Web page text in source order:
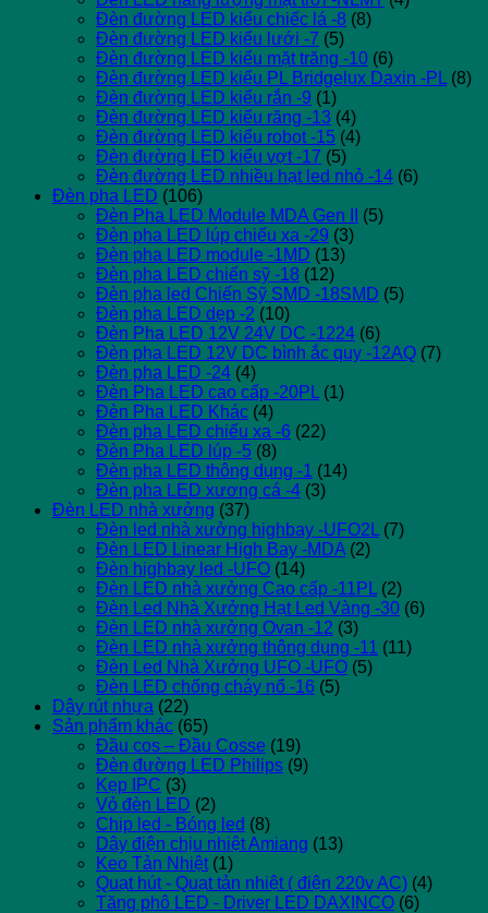
Đèn đường LED kiểu chiếc lá -8 (8)
Đèn đường LED kiểu lưới -7 (5)
Đèn đường LED kiểu mặt trăng -10 (6)
Đèn đường LED kiểu PL Bridgelux Daxin -PL (8)
Đèn đường LED kiểu rắn -9 (1)
Đèn đường LED kiểu răng -13 (4)
Đèn đường LED kiểu robot -15 (4)
Đèn đường LED kiểu vợt -17 (5)
Đèn đường LED nhiều hạt led nhỏ -14 (6)
Đèn pha LED (106)
Đèn Pha LED Module MDA Gen II
(5)
Đèn pha LED lúp chiếu xa -29 (3)
Đèn pha LED module -1MD (13)
Đèn pha LED chiến sỹ -18 (12)
Đèn pha led Chiến Sỹ SMD -18SMD (5)
Đèn pha LED dẹp -2 (10)
Đèn Pha LED 12V 24V DC -1224 (6)
Đèn pha LED 12V DC bình ắc quy -12AQ (7)
Đèn pha LED -24 (4)
Đèn Pha LED cao cấp -20PL (1)
Đèn Pha LED Khác (4)
Đèn pha LED chiếu xa -6 (22)
Đèn Pha LED lúp -5 (8)
Đèn pha LED thông dụng -1 (14)
Đèn pha LED xương cá -4 (3)
Đèn LED nhà xưởng (37)
Đèn led nhà xưởng highbay -UFO2L (7)
Đèn LED Linear High Bay -MDA (2)
Đèn highbay led -UFO (14)
Đèn LED nhà xưởng Cao cấp -11PL (2)
Đèn Led Nhà Xưởng Hạt Led Vàng -30 (6)
Đèn LED nhà xưởng Ovan -12 (3)
Đèn LED nhà xưởng thông dụng -11 (11)
Đèn Led Nhà Xưởng UFO -UFO (5)
Đèn LED chống cháy nổ -16 (5)
Dây rút nhựa (22)
Sản phẩm khác (65)
Đầu cos – Đầu Cosse (19)
Đèn đường LED Philips (9)
Kẹp IPC (3)
Vỏ đèn LED (2)
Chip led - Bóng led (8)
Dây điện chịu nhiệt Amiang (13)
Keo Tản Nhiệt (1)
Quạt hút - Quạt tản nhiệt ( điện 220v AC) (4)
Tăng phô LED - Driver LED DAXINCO (6)